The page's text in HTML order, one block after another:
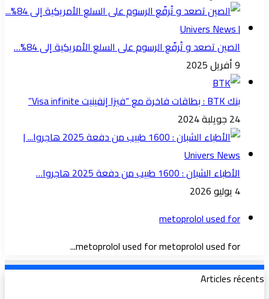
الصين تصعد و تُرفّع الرسوم على السلع الأمريكية إلى 84%…
9 أفريل 2025
بنك BTK : بطاقات فاخرة مع “فيزا إنفينيت Visa infinite”
24 جويلبة 2024
الأطباء الشبان : 1600 طبيب من دفعة 2025 هاجروا…
4 يوليو 2026
metoprolol used for
metoprolol used for metoprolol used for...
Articles récents